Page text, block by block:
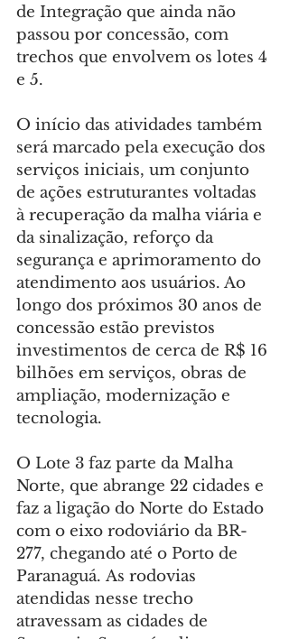
de Integração que ainda não
passou por concessão, com
trechos que envolvem os lotes 4
e 5.
O início das atividades também
será marcado pela execução dos
serviços iniciais, um conjunto
de ações estruturantes voltadas
à recuperação da malha viária e
da sinalização, reforço da
segurança e aprimoramento do
atendimento aos usuários. Ao
longo dos próximos 30 anos de
concessão estão previstos
investimentos de cerca de R$ 16
bilhões em serviços, obras de
ampliação, modernização e
tecnologia.
O Lote 3 faz parte da Malha
Norte, que abrange 22 cidades e
faz a ligação do Norte do Estado
com o eixo rodoviário da BR-
277, chegando até o Porto de
Paranaguá. As rodovias
atendidas nesse trecho
atravessam as cidades de